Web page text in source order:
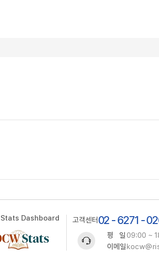
Stats Dashboard 고객센터 02 - 6271 -
평 일09:00 ~
이메일